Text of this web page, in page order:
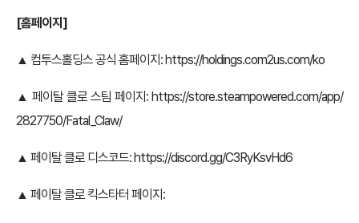
[홈페이지]
▲ 컴투스홀딩스 공식 홈페이지: https://holdings.com2us.com/ko
▲ 페이탈 클로 스팀 페이지: https://store.steampowered.com/app/
2827750/Fatal_Claw/
▲ 페이탈 클로 디스코드: https://discord.gg/C3RyKsvHd6
▲ 페이탈 클로 킥스타터 페이지: